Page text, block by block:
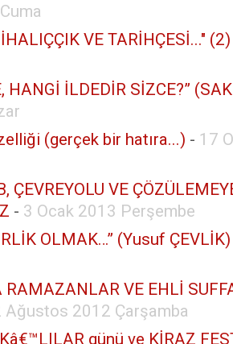
VE TARİHÇESİ..." (2)
HANGİ İLDEDİR SİZCE?”
(gerçek bir hatıra...) - 17
ÇEVREYOLU VE
- 3 Ocak 2013 Perşembe
OLMAK…” (Yusuf ÇEVLİK)
RAMAZANLAR VE EHLİ
Ağustos 2012 Çarşamba
günü ve KİRAZ